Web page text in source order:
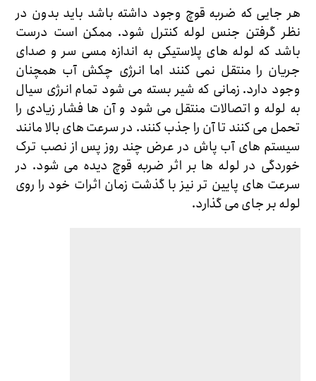
هر جایی که ضربه قوچ وجود داشته باشد باید بدون در
نظر گرفتن جنس لوله کنترل شود. ممکن است درست
باشد که لوله های پلاستیکی به اندازه مسی سر و صدای
جریان را منتقل نمی کنند اما انرژی چکش آب همچنان
وجود دارد. زمانی که شیر بسته می شود تمام انرژی سیال
به لوله و اتصالات منتقل می شود و آن ها فشار زیادی را
تحمل می کنند تا آن را جذب کنند. در سرعت های بالا مانند
سیستم های آب پاش در عرض چند روز پس از نصب ترک
خوردگی در لوله ها بر اثر ضربه قوچ دیده می شود. در
سرعت های پایین تر نیز با گذشت زمان اثرات خود را روی
لوله بر جای می گذارد.